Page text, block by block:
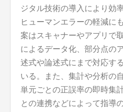
ジタル技術の導入により効
ヒューマンエラーの軽減に
案はスキャナーやアプリで
によるデータ化、部分点の
述式や論述式にまで対応す
いる。また、集計や分析の
単元ごとの正誤率の即時集
との連携などによって指導